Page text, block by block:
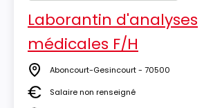
Laborantin d'analyses
médicales F/H
Lieu Aboncourt-Gesincourt - 70500
SalaireSalaire non renseigné